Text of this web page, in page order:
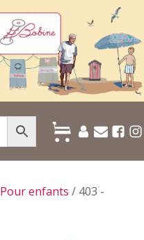
Pour enfants / 403 -